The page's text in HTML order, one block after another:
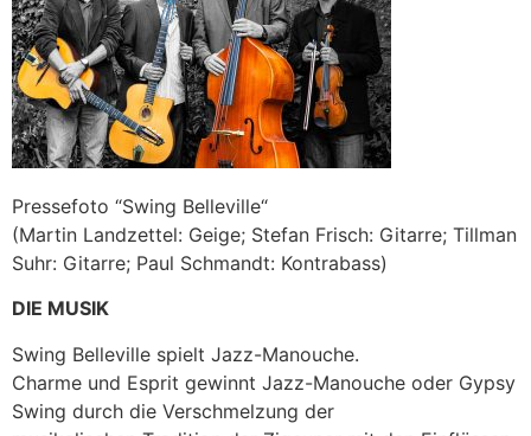
Pressefoto “Swing Belleville“
(Martin Landzettel: Geige; Stefan Frisch: Gitarre; Tillman
Suhr: Gitarre; Paul Schmandt: Kontrabass)
DIE MUSIK
Swing Belleville spielt Jazz-Manouche.
Charme und Esprit gewinnt Jazz-Manouche oder Gypsy
Swing durch die Verschmelzung der